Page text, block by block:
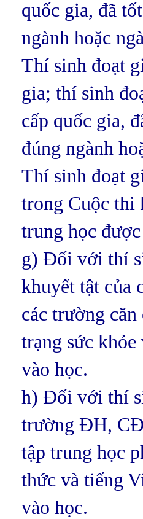
quốc gia, đã
ngành hoặc
Thí sinh đoạt
gia; thí sinh
cấp quốc gia,
đúng ngành
Thí sinh đoạt
trong Cuộc thi
trung học
g) Đối với thí
khuyết tật của
các trường
trạng sức khỏe
vào học.
h) Đối với thí
trường ĐH, CĐ
tập trung học
thức và tiếng
vào học.